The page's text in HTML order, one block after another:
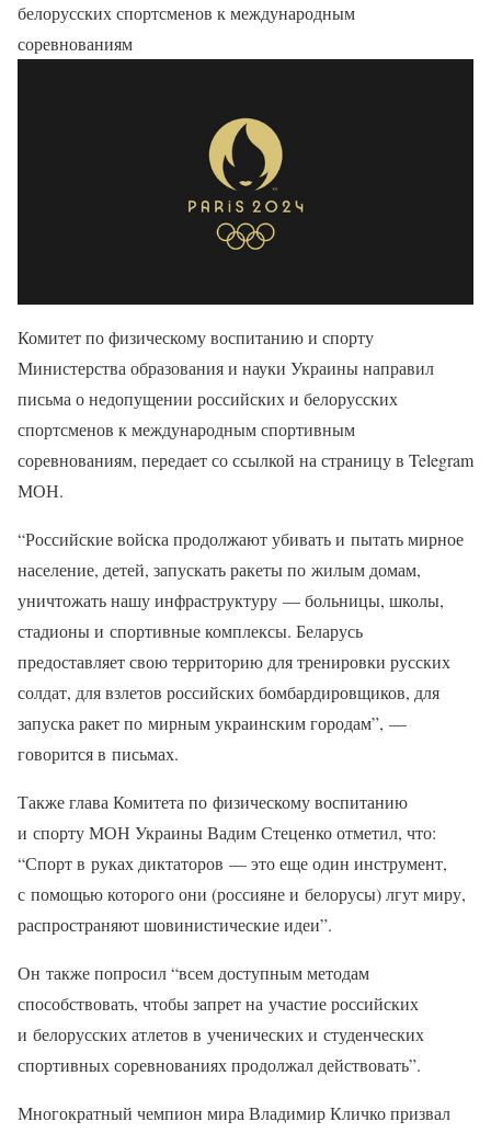
белорусских спортсменов к международным
соревнованиям
Комитет по физическому воспитанию и спорту
Министерства образования и науки Украины направил
письма о недопущении российских и белорусских
спортсменов к международным спортивным
соревнованиям, передает со ссылкой на страницу в Telegram
МОН.
“Российские войска продолжают убивать и пытать мирное
население, детей, запускать ракеты по жилым домам,
уничтожать нашу инфраструктуру — больницы, школы,
стадионы и спортивные комплексы. Беларусь
предоставляет свою территорию для тренировки русских
солдат, для взлетов российских бомбардировщиков, для
запуска ракет по мирным украинским городам”, —
говорится в письмах.
Также глава Комитета по физическому воспитанию
и спорту МОН Украины Вадим Стеценко отметил, что:
“Спорт в руках диктаторов — это еще один инструмент,
с помощью которого они (россияне и белорусы) лгут миру,
распространяют шовинистические идеи”.
Он также попросил “всем доступным методам
способствовать, чтобы запрет на участие российских
и белорусских атлетов в ученических и студенческих
спортивных соревнованиях продолжал действовать”.
Многократный чемпион мира Владимир Кличко призвал